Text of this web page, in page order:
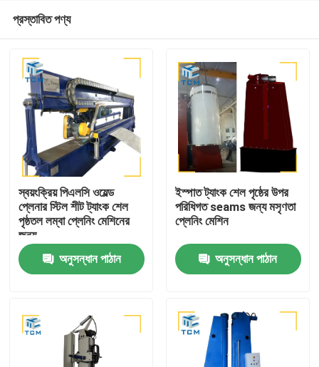
পণ্য
প্রস্তাবিত পণ্য
স্বয়ংক্রিয় পিএলসি ওয়েল্ড
প্লেনার স্টিল শীট ট্যাংক শেল
পৃষ্ঠতল লম্বা প্লেনিং মেশিনের
জন্য
অনুসন্ধান পাঠান
ইস্পাত ট্যাংক শেল পৃষ্ঠের উপর
পরিধিগত seams জন্য মসৃণতা
প্লেনিং মেশিন
অনুসন্ধান পাঠান